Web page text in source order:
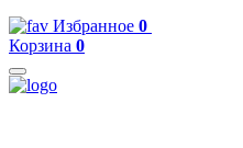
Избранное 0
Корзина 0